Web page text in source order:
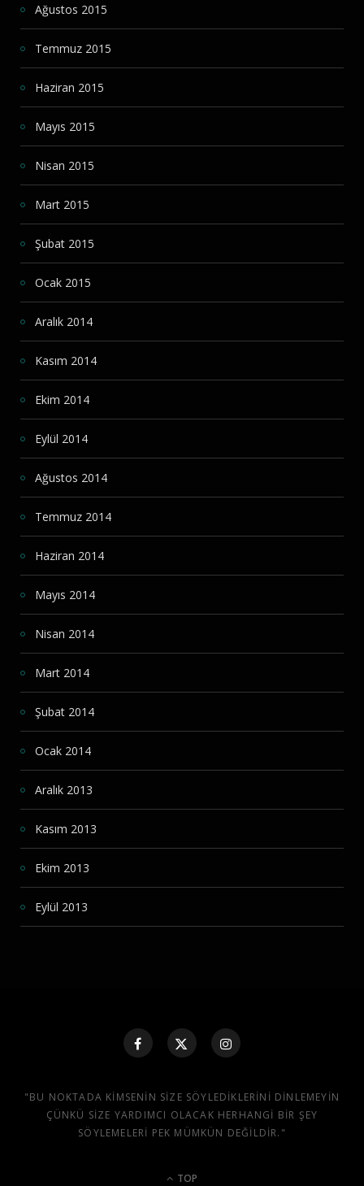
Ağustos 2015
Temmuz 2015
Haziran 2015
Mayıs 2015
Nisan 2015
Mart 2015
Şubat 2015
Ocak 2015
Aralık 2014
Kasım 2014
Ekim 2014
Eylül 2014
Ağustos 2014
Temmuz 2014
Haziran 2014
Mayıs 2014
Nisan 2014
Mart 2014
Şubat 2014
Ocak 2014
Aralık 2013
Kasım 2013
Ekim 2013
Eylül 2013
"BU NOKTADA KIMSENIN SIZE SÖYLEDIKLERINI DINLEMEYIN
ÇÜNKÜ SIZE YARDIMCI OLACAK HERHANGI BIR ŞEY
SÖYLEMELERI PEK MÜMKÜN DEĞILDIR."
TOP